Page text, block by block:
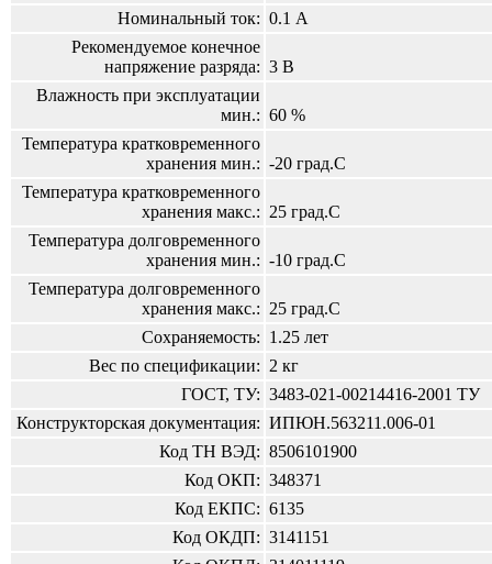
Номинальный ток: 0.1 А
Рекомендуемое конечное
напряжение разряда: 3 В
Влажность при эксплуатации
мин.: 60 %
Температура кратковременного
хранения мин.: -20 град.С
Температура кратковременного
хранения макс.: 25 град.С
Температура долговременного
хранения мин.: -10 град.С
Температура долговременного
хранения макс.: 25 град.С
Сохраняемость: 1.25 лет
Вес по спецификации: 2 кг
ГОСТ, ТУ: 3483-021-00214416-2001 ТУ
Конструкторская документация: ИПЮН.563211.006-01
Код ТН ВЭД: 8506101900
Код ОКП: 348371
Код ЕКПС: 6135
Код ОКДП: 3141151